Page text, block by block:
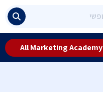
All Marketing Academy